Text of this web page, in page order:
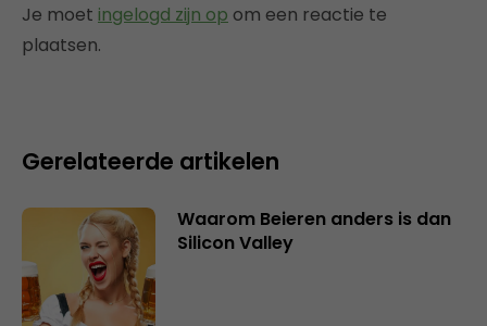
Je moet ingelogd zijn op om een reactie te
plaatsen.
Gerelateerde artikelen
Waarom Beieren anders is dan
Silicon Valley